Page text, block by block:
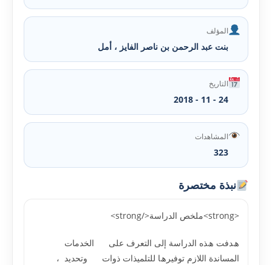
المؤلف
بنت عبد الرحمن بن ناصر الفايز ، أمل
التاريخ
24 - 11 - 2018
المشاهدات
323
نبذة مختصرة
<strong>ملخص الدراسة</strong>
ھﺪﻓﺖ ھﺬه اﻟﺪراﺳﺔ إﻟﻰ اﻟﺘﻌﺮف ﻋﻠﻰ اﻟﺨﺪﻣﺎت
اﻟﻤﺴﺎﻧﺪة اﻟﻼزم ﺗﻮﻓﯿﺮھﺎ ﻟﻠﺘﻠﻤﯿﺬات ذوات وﺗﺤﺪﯾﺪ ،